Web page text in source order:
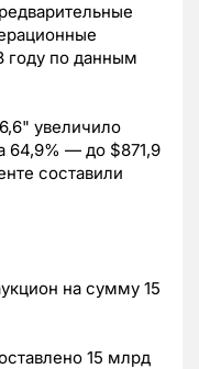
году по данным
увеличило
64,9% — до $871,9
cоставили
на сумму 15
15 млрд